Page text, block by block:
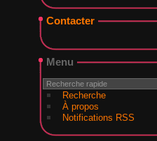
Contacter
Menu
Recherche
À propos
Notifications RSS